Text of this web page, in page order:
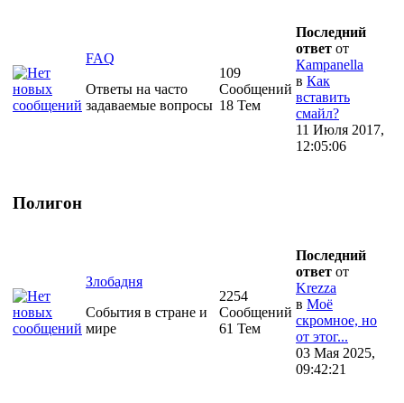
FAQ
Ответы на часто
задаваемые вопросы
109
Сообщений
18 Тем
Последний
ответ от
Кampanella
в Как
вставить
смайл?
11 Июля 2017,
12:05:06
Полигон
Злобадня
События в стране и
мире
2254
Сообщений
61 Тем
Последний
ответ от
Krezza
в Моё
скромное, но
от этог...
03 Мая 2025,
09:42:21